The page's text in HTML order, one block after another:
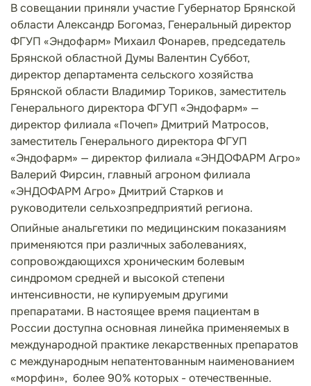
В совещании приняли участие Губернатор Брянской
области Александр Богомаз, Генеральный директор
ФГУП «Эндофарм» Михаил Фонарев, председатель
Брянской областной Думы Валентин Суббот,
директор департамента сельского хозяйства
Брянской области Владимир Ториков, заместитель
Генерального директора ФГУП «Эндофарм» —
директор филиала «Почеп» Дмитрий Матросов,
заместитель Генерального директора ФГУП
«Эндофарм» — директор филиала «ЭНДОФАРМ Агро»
Валерий Фирсин, главный агроном филиала
«ЭНДОФАРМ Агро» Дмитрий Старков и
руководители сельхозпредприятий региона.
Опийные анальгетики по медицинским показаниям
применяются при различных заболеваниях,
сопровождающихся хроническим болевым
синдромом средней и высокой степени
интенсивности, не купируемым другими
препаратами. В настоящее время пациентам в
России доступна основная линейка применяемых в
международной практике лекарственных препаратов
с международным непатентованным наименованием
«морфин», более 90% которых - отечественные.